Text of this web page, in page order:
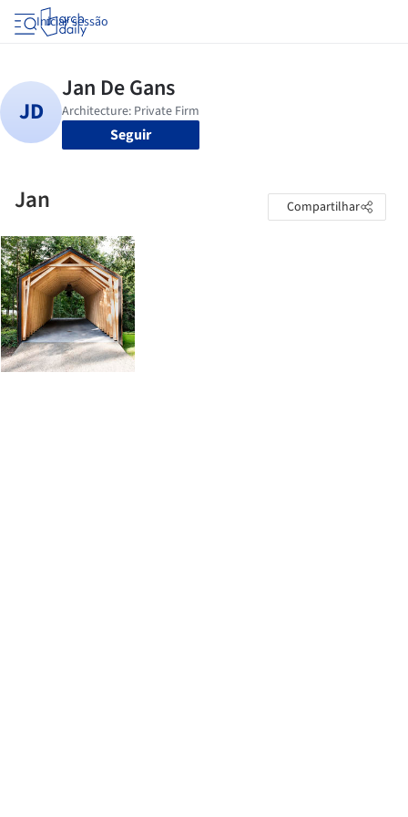
Iniciar sessão
Seguir
Jan Compartilhar